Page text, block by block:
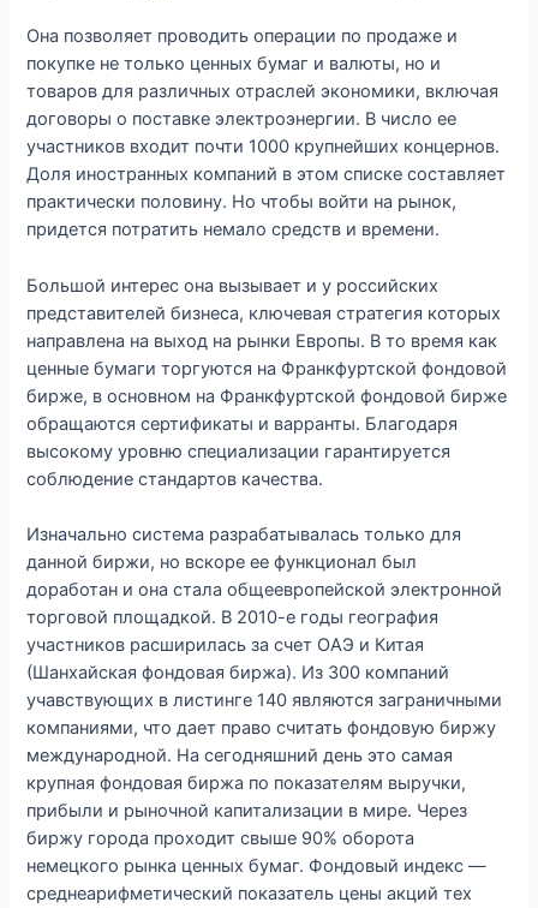
Она позволяет проводить операции по продаже и
покупке не только ценных бумаг и валюты, но и
товаров для различных отраслей экономики, включая
договоры о поставке электроэнергии. В число ее
участников входит почти 1000 крупнейших концернов.
Доля иностранных компаний в этом списке составляет
практически половину. Но чтобы войти на рынок,
придется потратить немало средств и времени.
Большой интерес она вызывает и у российских
представителей бизнеса, ключевая стратегия которых
направлена на выход на рынки Европы. В то время как
ценные бумаги торгуются на Франкфуртской фондовой
бирже, в основном на Франкфуртской фондовой бирже
обращаются сертификаты и варранты. Благодаря
высокому уровню специализации гарантируется
соблюдение стандартов качества.
Изначально система разрабатывалась только для
данной биржи, но вскоре ее функционал был
доработан и она стала общеевропейской электронной
торговой площадкой. В 2010-е годы география
участников расширилась за счет ОАЭ и Китая
(Шанхайская фондовая биржа). Из 300 компаний
учавствующих в листинге 140 являются заграничными
компаниями, что дает право считать фондовую биржу
международной. На сегодняшний день это самая
крупная фондовая биржа по показателям выручки,
прибыли и рыночной капитализации в мире. Через
биржу города проходит свыше 90% оборота
немецкого рынка ценных бумаг. Фондовый индекс —
среднеарифметический показатель цены акций тех